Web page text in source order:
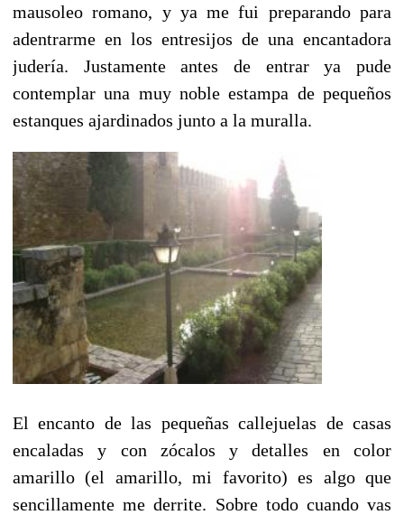
mausoleo romano, y ya me fui preparando para
adentrarme en los entresijos de una encantadora
judería. Justamente antes de entrar ya pude
contemplar una muy noble estampa de pequeños
estanques ajardinados junto a la muralla.
El encanto de las pequeñas callejuelas de casas
encaladas y con zócalos y detalles en color
amarillo (el amarillo, mi favorito) es algo que
sencillamente me derrite. Sobre todo cuando vas